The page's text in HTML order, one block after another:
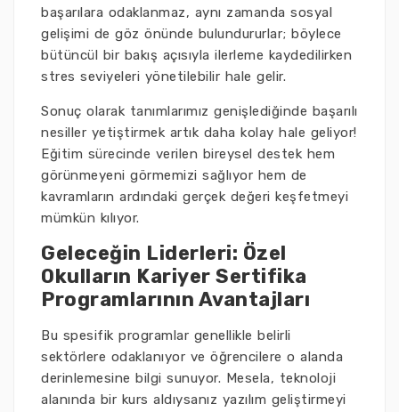
başarılara odaklanmaz, aynı zamanda sosyal
gelişimi de göz önünde bulundururlar; böylece
bütüncül bir bakış açısıyla ilerleme kaydedilirken
stres seviyeleri yönetilebilir hale gelir.
Sonuç olarak tanımlarımız genişlediğinde başarılı
nesiller yetiştirmek artık daha kolay hale geliyor!
Eğitim sürecinde verilen bireysel destek hem
görünmeyeni görmemizi sağlıyor hem de
kavramların ardındaki gerçek değeri keşfetmeyi
mümkün kılıyor.
Geleceğin Liderleri: Özel
Okulların Kariyer Sertifika
Programlarının Avantajları
Bu spesifik programlar genellikle belirli
sektörlere odaklanıyor ve öğrencilere o alanda
derinlemesine bilgi sunuyor. Mesela, teknoloji
alanında bir kurs aldıysanız yazılım geliştirmeyi